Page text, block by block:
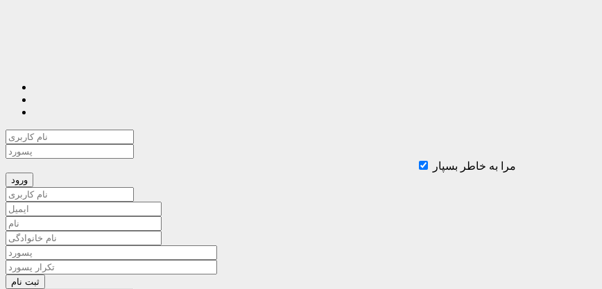
مرا به خاطر بسپار